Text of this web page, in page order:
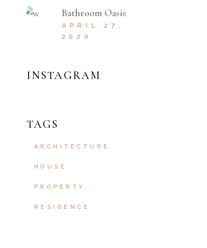
Bathroom Oasis
APRIL 27,
2020
INSTAGRAM
TAGS
ARCHITECTURE
HOUSE
PROPERTY
RESIDENCE